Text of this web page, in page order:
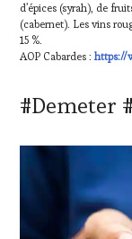
d’épices (syrah), de
(cabernet). Les vins
15 %.
AOP Cabardes :https://
#Demeter